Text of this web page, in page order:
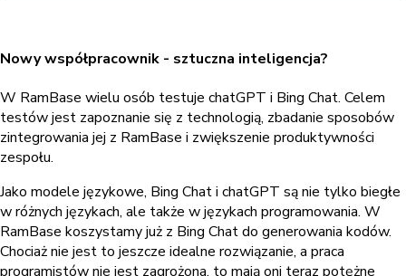
Nowy współpracownik - sztuczna inteligencja?
W RamBase wielu osób testuje chatGPT i Bing Chat. Celem
testów jest zapoznanie się z technologią, zbadanie sposobów
zintegrowania jej z RamBase i zwiększenie produktywności
zespołu.
Jako modele językowe, Bing Chat i chatGPT są nie tylko biegłe
w różnych językach, ale także w językach programowania. W
RamBase koszystamy już z Bing Chat do generowania kodów.
Chociaż nie jest to jeszcze idealne rozwiązanie, a praca
programistów nie jest zagrożona, to mają oni teraz potężne